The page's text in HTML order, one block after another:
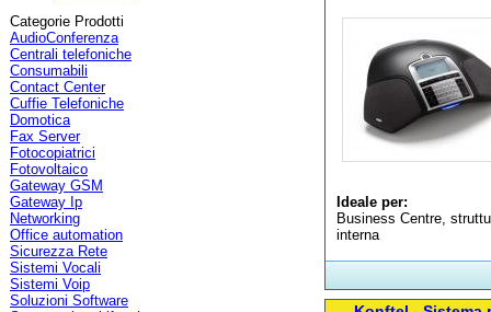
Categorie Prodotti
AudioConferenza
Centrali telefoniche
Consumabili
Contact Center
Cuffie Telefoniche
Domotica
Fax Server
Fotocopiatrici
Fotovoltaico
Gateway GSM
Gateway Ip
Networking
Office automation
Sicurezza Rete
Sistemi Vocali
Sistemi Voip
Soluzioni Software
Ideale per:
Business Centre,
interna